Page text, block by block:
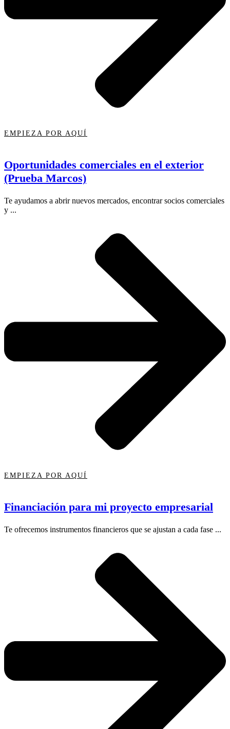
EMPIEZA POR AQUÍ
Oportunidades comerciales en el exterior
(Prueba Marcos)
Te ayudamos a abrir nuevos mercados, encontrar socios comerciales
y ...
EMPIEZA POR AQUÍ
Financiación para mi proyecto empresarial
Te ofrecemos instrumentos financieros que se ajustan a cada fase ...